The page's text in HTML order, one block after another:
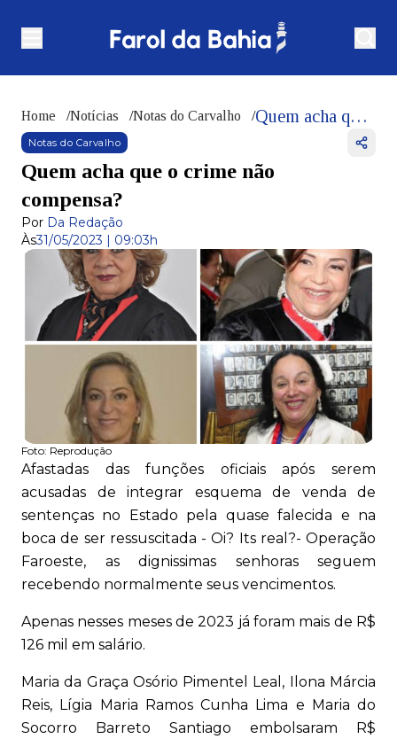
Home /Notícias /Notas do Carvalho / Quem acha que o crime não compensa?
Notas do Carvalho
Quem acha que o crime não
compensa?
Por Da Redação
Às31/05/2023 | 09:03h
Foto: Reprodução
Afastadas das funções oficiais após serem
acusadas de integrar esquema de venda de
sentenças no Estado pela quase falecida e na
boca de ser ressuscitada - Oi? Its real?- Operação
Faroeste, as dignissimas senhoras seguem
recebendo normalmente seus vencimentos.
Apenas nesses meses de 2023 já foram mais de R$
126 mil em salário.
Maria da Graça Osório Pimentel Leal, Ilona Márcia
Reis, Lígia Maria Ramos Cunha Lima e Maria do
Socorro Barreto Santiago embolsaram R$